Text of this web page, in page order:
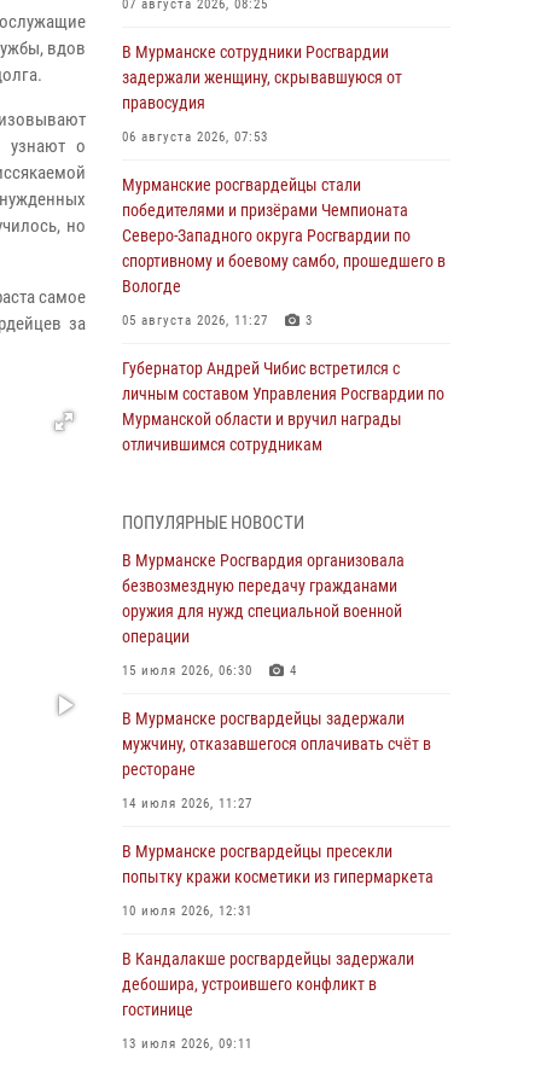
вдов
узнают о
но
самое
за
07 августа 2026, 08:25
В Мурманске сотрудники Росгвардии
задержали женщину, скрывавшуюся от
правосудия
06 августа 2026, 07:53
Мурманские росгвардейцы стали
победителями и призёрами Чемпионата
Северо-Западного округа Росгвардии по
спортивному и боевому самбо, прошедшего в
Вологде
05 августа 2026, 11:27 3
Губернатор Андрей Чибис встретился с
личным составом Управления Росгвардии по
Мурманской области и вручил награды
отличившимся сотрудникам
В Мурманске сотрудники Росгвардии
пресекли утренний дебош в баре на улице
Карла Маркса
04 августа 2026, 08:54
Морской отряд Северо - Западного округа
образования
03 августа 2026, 12:23 4
дебошира на автозаправочной станции
03 августа 2026, 09:12
Сотрудники Росгвардии провели инструктаж
по антитеррористической защищенности для
ПОПУЛЯРНЫЕ НОВОСТИ
В Мурманске Росгвардия организовала
безвозмездную передачу гражданами
оружия для нужд специальной военной
операции
15 июля 2026, 06:30 4
В Мурманске росгвардейцы задержали
мужчину, отказавшегося оплачивать счёт в
ресторане
14 июля 2026, 11:27
В Мурманске росгвардейцы пресекли
попытку кражи косметики из гипермаркета
10 июля 2026, 12:31
В Кандалакше росгвардейцы задержали
дебошира, устроившего конфликт в
гостинице
13 июля 2026, 09:11